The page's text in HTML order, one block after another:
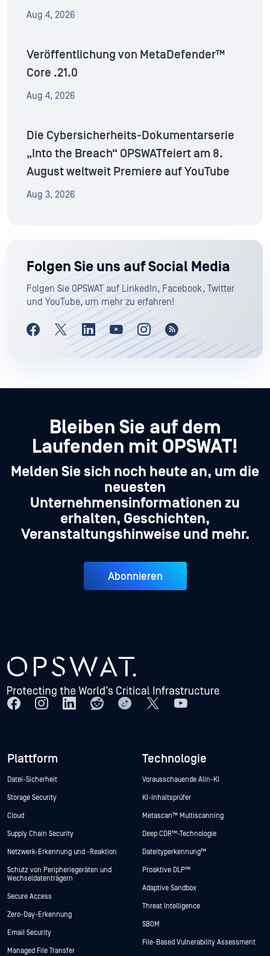
Aug 4, 2026
Veröffentlichung von MetaDefender™
Core .21.0
Aug 4, 2026
Die Cybersicherheits-Dokumentarserie
„Into the Breach“ OPSWATfeiert am 8.
August weltweit Premiere auf YouTube
Aug 3, 2026
Folgen Sie uns auf Social Media
Folgen Sie OPSWAT auf LinkedIn, Facebook, Twitter
und YouTube, um mehr zu erfahren!
Bleiben Sie auf dem
Laufenden mit OPSWAT!
Melden Sie sich noch heute an, um die
neuesten
Unternehmensinformationen zu
erhalten, Geschichten,
Veranstaltungshinweise und mehr.
Abonnieren
Plattform
Datei-Sicherheit
Storage Security
Cloud
Supply Chain Security
Netzwerk-Erkennung und -Reaktion
Schutz von Peripheriegeräten und
Wechseldatenträgern
Secure Access
Zero-Day-Erkennung
Email Security
Managed File Transfer
Technologie
Vorausschauende Alin-KI
KI-Inhaltsprüfer
Metascan™ Multiscanning
Deep CDR™-Technologie
Dateityperkennung™
Proaktive DLP™
Adaptive Sandbox
Threat Intelligence
SBOM
File-Based Vulnerability Assessment